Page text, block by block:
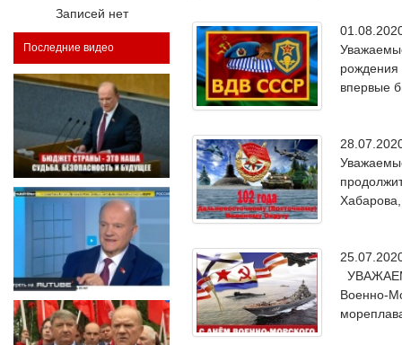
Записей нет
Последние видео
рождения
впервые
Военно-